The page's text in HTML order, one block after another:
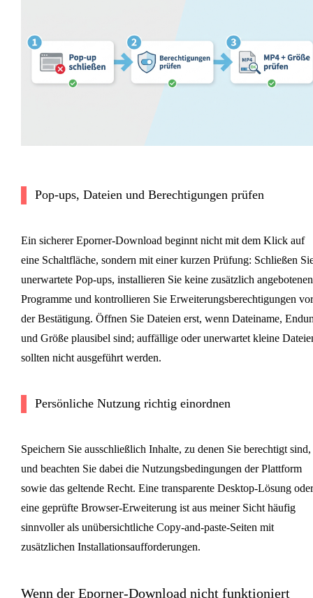
Pop-ups, Dateien und Berechtigungen prüfen
Ein sicherer Eporner-Download beginnt nicht mit dem Klick auf
eine Schaltfläche, sondern mit einer kurzen Prüfung: Schließen
unerwartete Pop-ups, installieren Sie keine zusätzlich angebotenen
Programme und kontrollieren Sie Erweiterungsberechtigungen vor
der Bestätigung. Öffnen Sie Dateien erst, wenn Dateiname,
und Größe plausibel sind; auffällige oder unerwartet kleine
sollten nicht ausgeführt werden.
Persönliche Nutzung richtig einordnen
Speichern Sie ausschließlich Inhalte, zu denen Sie berechtigt sind,
und beachten Sie dabei die Nutzungsbedingungen der Plattform
sowie das geltende Recht. Eine transparente Desktop-Lösung oder
eine geprüfte Browser-Erweiterung ist aus meiner Sicht häufig
sinnvoller als unübersichtliche Copy-and-paste-Seiten mit
zusätzlichen Installationsaufforderungen.
Wenn der Eporner-Download nicht funktioniert